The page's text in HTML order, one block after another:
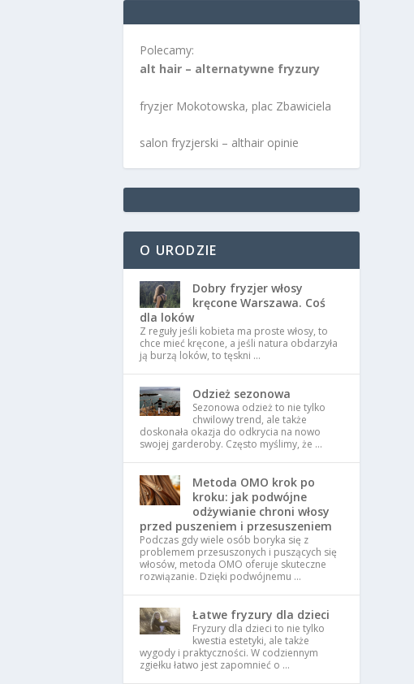
Polecamy:
alt hair – alternatywne fryzury
fryzjer Mokotowska, plac Zbawiciela
salon fryzjerski – althair opinie
O URODZIE
Dobry fryzjer włosy
kręcone Warszawa. Coś
dla loków
Z reguły jeśli kobieta ma proste włosy, to
chce mieć kręcone, a jeśli natura obdarzyła
ją burzą loków, to tęskni …
Odzież sezonowa
Sezonowa odzież to nie tylko
chwilowy trend, ale także
doskonała okazja do odkrycia na nowo
swojej garderoby. Często myślimy, że …
Metoda OMO krok po
kroku: jak podwójne
odżywianie chroni włosy
przed puszeniem i przesuszeniem
Podczas gdy wiele osób boryka się z
problemem przesuszonych i puszących się
włosów, metoda OMO oferuje skuteczne
rozwiązanie. Dzięki podwójnemu …
Łatwe fryzury dla dzieci
Fryzury dla dzieci to nie tylko
kwestia estetyki, ale także
wygody i praktyczności. W codziennym
zgiełku łatwo jest zapomnieć o …